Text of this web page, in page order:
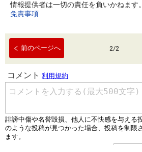
情報提供者は一切の責任を負いかねます。
免責事項
前のページへ 2/2